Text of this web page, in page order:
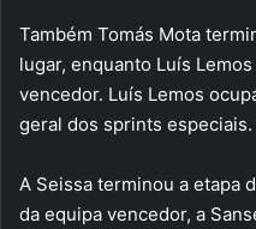
Também Tomás Mota
lugar, enquanto Luís
vencedor. Luís Lemos
geral dos sprints especiais.
A Seissa terminou a etapa
da equipa vencedor, a